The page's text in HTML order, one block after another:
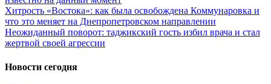
Хитрость «Востока»: как была освобождена Коммунаровка и
что это меняет на Днепропетровском направлении
Неожиданный поворот: таджикский гость избил врача и стал
жертвой своей агрессии
Новости сегодня